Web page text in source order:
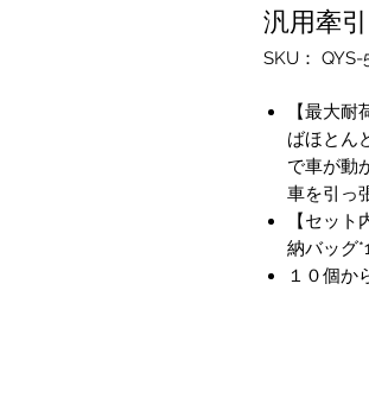
汎用牽
SKU： QYS-
【最大
ばほとん
で車が動
車を引っ
【セッ
納バッグ
１０個か